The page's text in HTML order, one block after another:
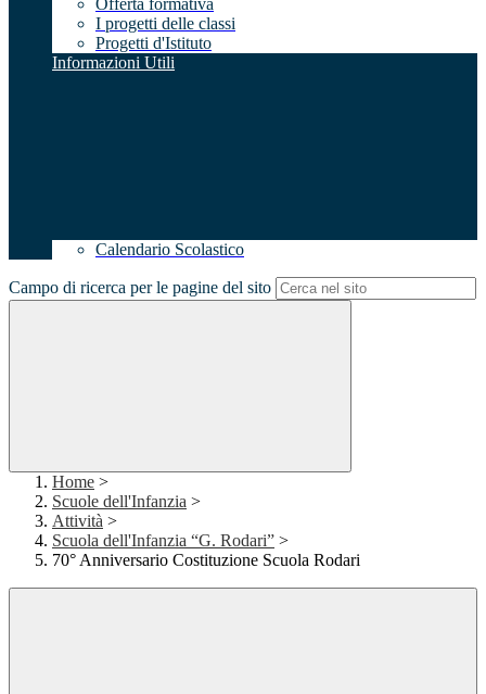
Offerta formativa
I progetti delle classi
Progetti d'Istituto
Informazioni Utili
Calendario Scolastico
Campo di ricerca per le pagine del sito
Home >
Scuole dell'Infanzia >
Attività >
Scuola dell'Infanzia “G. Rodari” >
70° Anniversario Costituzione Scuola Rodari